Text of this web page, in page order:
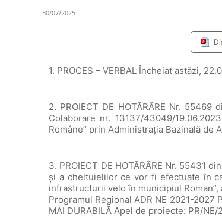
30/07/2025
1. PROCES – VERBAL Încheiat astăzi,
2. PROIECT DE HOTĂRÂRE Nr.
Colaborare nr. 13137/43049/
Române” prin Administrația Bazinală de
3. PROIECT DE HOTĂRÂRE Nr. 55431
și a cheltuielilor ce vor fi efectuate în
infrastructurii velo în municipiul
Programul Regional ADR NE 2021-2027
MAI DURABILĂ Apel de proiecte: PR/